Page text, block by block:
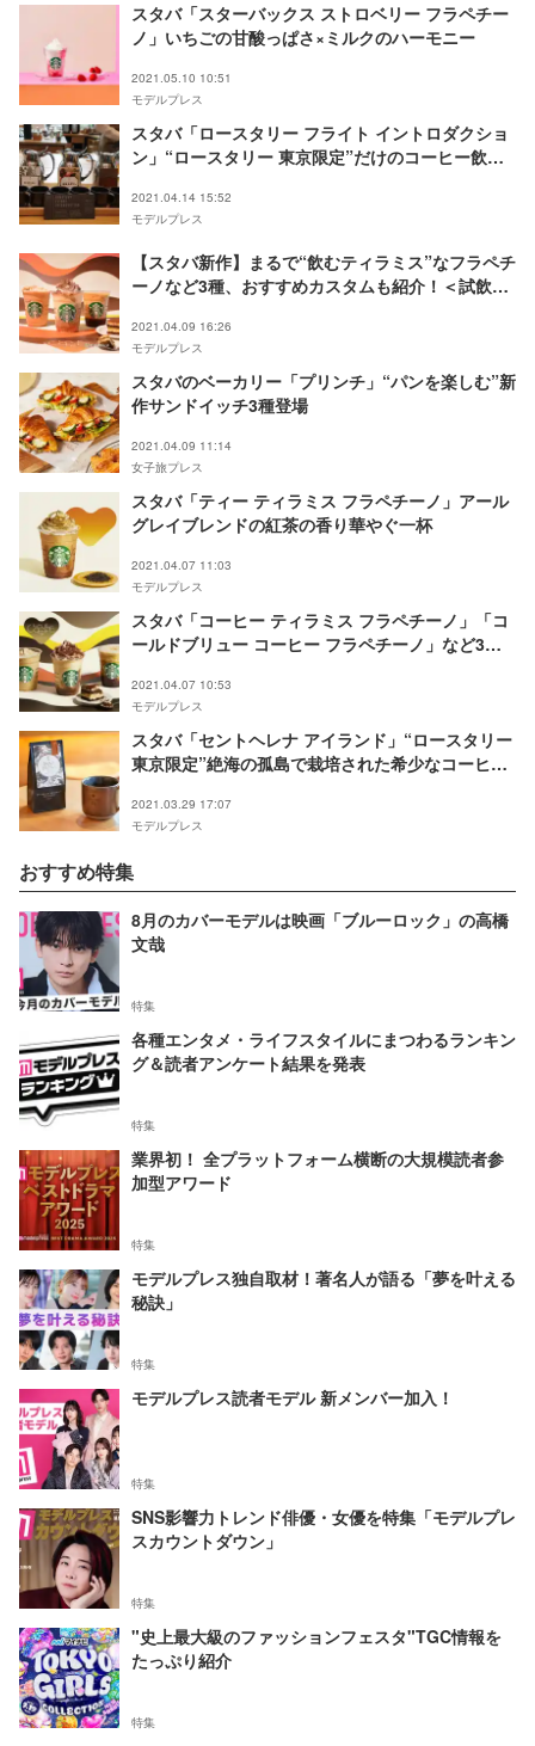
スタバ「スターバックス ストロベリー フラペチー
ノ」いちごの甘酸っぱさ×ミルクのハーモニー
2021.05.10 10:51
モデルプレス
スタバ「ロースタリー フライト イントロダクショ
ン」“ロースタリー 東京限定”だけのコーヒー飲み
2021.04.14 15:52
モデルプレス
【スタバ新作】まるで“飲むティラミス”なフラペチ
ーノなど3種、おすすめカスタムも紹介！＜試飲レ
2021.04.09 16:26
モデルプレス
スタバのベーカリー「プリンチ」“パンを楽しむ”新
作サンドイッチ3種登場
2021.04.09 11:14
女子旅プレス
スタバ「ティー ティラミス フラペチーノ」アール
グレイブレンドの紅茶の香り華やぐ一杯
2021.04.07 11:03
モデルプレス
スタバ「コーヒー ティラミス フラペチーノ」「コ
ールドブリュー コーヒー フラペチーノ」など3種
2021.04.07 10:53
モデルプレス
スタバ「セントヘレナ アイランド」“ロースタリー
東京限定”絶海の孤島で栽培された希少なコーヒー
2021.03.29 17:07
モデルプレス
おすすめ特集
8月のカバーモデルは映画「ブルーロック」の高橋
文哉
特集
各種エンタメ・ライフスタイルにまつわるランキン
グ＆読者アンケート結果を発表
特集
業界初！ 全プラットフォーム横断の大規模読者参
加型アワード
特集
モデルプレス独自取材！著名人が語る「夢を叶える
秘訣」
特集
モデルプレス読者モデル 新メンバー加入！
特集
SNS影響力トレンド俳優・女優を特集「モデルプレ
スカウントダウン」
特集
"史上最大級のファッションフェスタ"TGC情報を
たっぷり紹介
特集